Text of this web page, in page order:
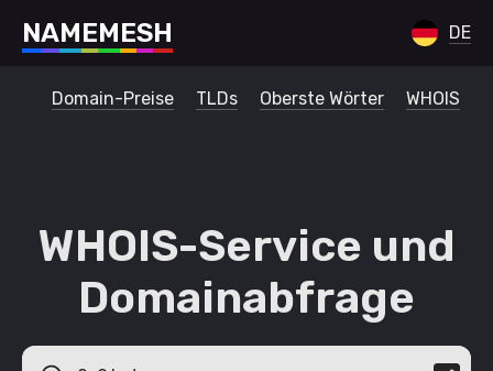
NAMEMESH DE
Domain-Preise TLDs Oberste Wörter WHOIS
WHOIS-Service und
Domainabfrage